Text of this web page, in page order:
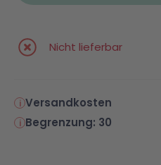
Nicht lieferbar
Versandkosten
Begrenzung: 30